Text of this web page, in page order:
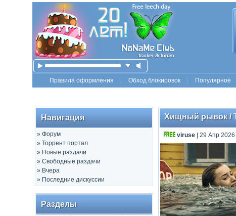
Правила оформления Обход блокировок Популярное
Навигация
» Форум
» Торрент портал
» Новые раздачи
» Свободные раздачи
» Вчера
» Последние дискуссии
Разделы
Хищный рывок /
viruse| 29 Апр 2026